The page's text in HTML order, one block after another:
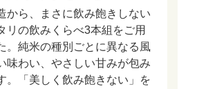
から、まさに飲み飽きしない
リの飲みくらべ3本組をご用
。純米の種別ごとに異なる風
味わい、やさしい甘みが包み
。「美しく飲み飽きない」を